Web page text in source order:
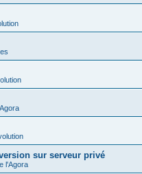
sur serveur privé
l'Agora